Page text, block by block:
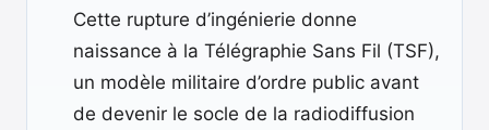
Cette rupture d’ingénierie donne
naissance à la Télégraphie Sans Fil (TSF),
un modèle militaire d’ordre public avant
de devenir le socle de la radiodiffusion